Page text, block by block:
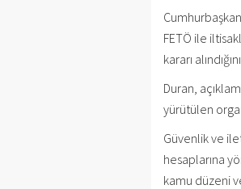
FETÖ ile
kararı
Duran,
yürütülen
Güvenlik ve
hesaplarına
kamu düzeni